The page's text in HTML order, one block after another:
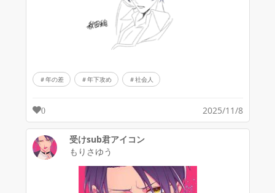
年の差 年下攻め 社会人
0 2025/11/8
受けsub君アイコン
もりさゆう